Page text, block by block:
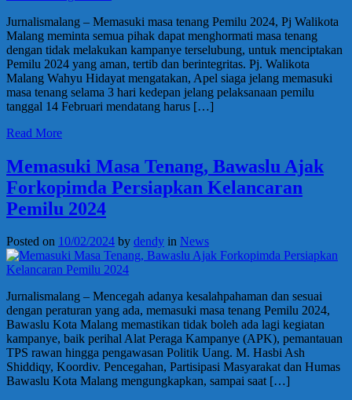
Jurnalismalang – Memasuki masa tenang Pemilu 2024, Pj Walikota
Malang meminta semua pihak dapat menghormati masa tenang
dengan tidak melakukan kampanye terselubung, untuk menciptakan
Pemilu 2024 yang aman, tertib dan berintegritas. Pj. Walikota
Malang Wahyu Hidayat mengatakan, Apel siaga jelang memasuki
masa tenang selama 3 hari kedepan jelang pelaksanaan pemilu
tanggal 14 Februari mendatang harus […]
Read More
Memasuki Masa Tenang, Bawaslu Ajak
Forkopimda Persiapkan Kelancaran
Pemilu 2024
Posted on 10/02/2024 by dendy in News
Jurnalismalang – Mencegah adanya kesalahpahaman dan sesuai
dengan peraturan yang ada, memasuki masa tenang Pemilu 2024,
Bawaslu Kota Malang memastikan tidak boleh ada lagi kegiatan
kampanye, baik perihal Alat Peraga Kampanye (APK), pemantauan
TPS rawan hingga pengawasan Politik Uang. M. Hasbi Ash
Shiddiqy, Koordiv. Pencegahan, Partisipasi Masyarakat dan Humas
Bawaslu Kota Malang mengungkapkan, sampai saat […]